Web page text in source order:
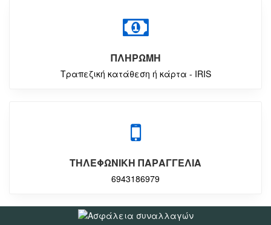
ΠΛΗΡΩΜΗ
Τραπεζική κατάθεση ή κάρτα - IRIS
ΤΗΛΕΦΩΝΙΚΗ ΠΑΡΑΓΓΕΛΙΑ
6943186979